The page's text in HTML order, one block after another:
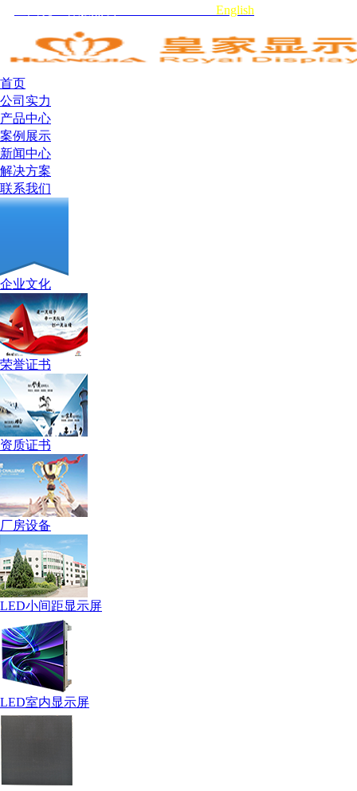
English
首页
公司实力
产品中心
案例展示
新闻中心
解决方案
联系我们
企业文化
荣誉证书
资质证书
厂房设备
LED小间距显示屏
LED室内显示屏